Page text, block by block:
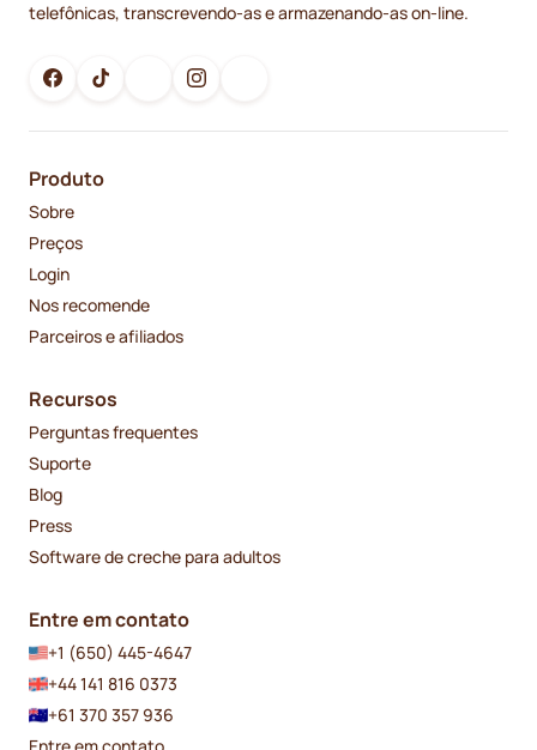
telefônicas, transcrevendo-as e armazenando-as on-line.
Produto
Sobre
Preços
Login
Nos recomende
Parceiros e afiliados
Recursos
Perguntas frequentes
Suporte
Blog
Press
Software de creche para adultos
Entre em contato
+1 (650) 445-4647
+44 141 816 0373
+61 370 357 936